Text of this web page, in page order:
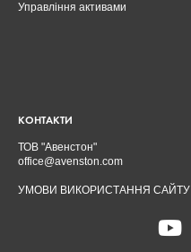
Управління активами
КОНТАКТИ
ТОВ "Авенстон"
office@avenston.com
УМОВИ ВИКОРИСТАННЯ САЙТУ